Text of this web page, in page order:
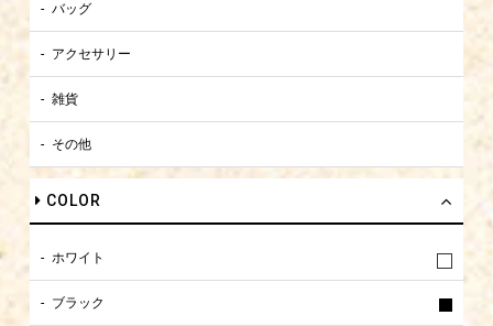
バッグ
アクセサリー
雑貨
その他
COLOR
ホワイト
ブラック